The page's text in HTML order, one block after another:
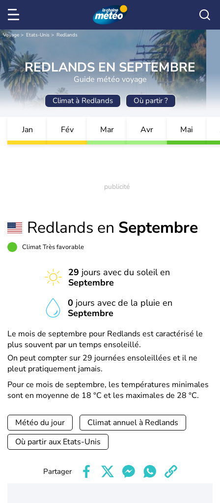
Voyage Etats-Unis Redlands
REDLANDS EN SEPTEMBRE
Guide météo voyage
Climat à Redlands Où partir ?
Jan Fév Mar Avr Mai
Redlands en Septembre
Climat Très favorable
29 jours avec du soleil en
Septembre
0 jours avec de la pluie en
Septembre
Le mois de septembre pour Redlands est caractérisé le
plus souvent par un temps ensoleillé.
On peut compter sur 29 journées ensoleillées et il ne
pleut pratiquement jamais.
Pour ce mois de septembre, les températures minimales
sont en moyenne de 18 °C et les maximales de 28 °C.
Météo du jour
Climat annuel à Redlands
Où partir aux Etats-Unis
Partager